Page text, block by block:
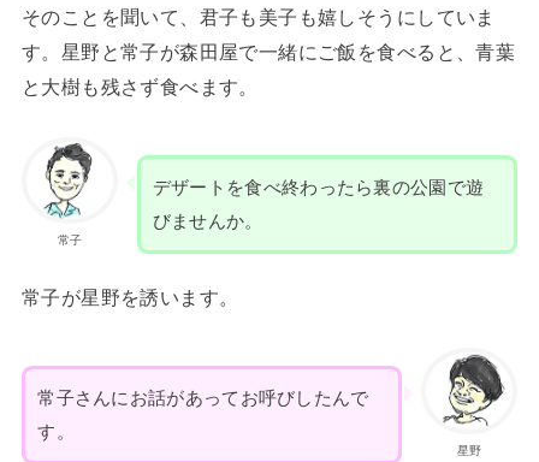
そのことを聞いて、君子も美子も嬉しそうにしていま
す。星野と常子が森田屋で一緒にご飯を食べると、青葉
と大樹も残さず食べます。
常子
デザートを食べ終わったら裏の公園で遊
びませんか。
常子が星野を誘います。
星野
常子さんにお話があってお呼びしたんで
す。